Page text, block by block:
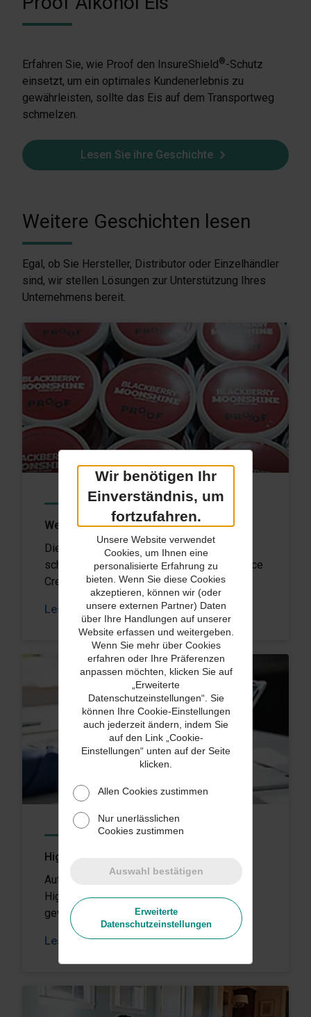
Erfahren Sie, wie Proof den InsureShield®-Schutz
einsetzt, um ein optimales Kundenerlebnis zu
gewährleisten, sollte das Eis auf dem Transportweg
schmelzen.
Lesen Sie ihre Geschichte
Weitere Geschichten lesen
Egal, ob Sie Hersteller, Distributor oder Einzelhändler
sind, wir stellen Lösungen zur Unterstützung Ihres
Unternehmens bereit.
KUNDENGESCHICHTEN
Wettlauf gegen die Zeit
Die Versicherung für verderbliche Waren
schützt die Sendungen von Proof Alcohol Ice
Cream.
Lesen Sie mehr
KUNDENGESCHICHTEN
Hightech-Hilfe
Automatisierte Lösungen schützen die
Hightech-Hardware von Made PC und
gewährleisten einen sorgenfreien Versand.
Lesen Sie mehr
Wir benötigen Ihr
Einverständnis, um
fortzufahren.
Unsere Website verwendet
Cookies, um Ihnen eine
personalisierte Erfahrung zu
bieten. Wenn Sie diese Cookies
akzeptieren, können wir (oder
unsere externen Partner) Daten
über Ihre Handlungen auf unserer
Website erfassen und weitergeben.
Wenn Sie mehr über Cookies
erfahren oder Ihre Präferenzen
anpassen möchten, klicken Sie auf
„Erweiterte
Datenschutzeinstellungen“. Sie
können Ihre Cookie-Einstellungen
auch jederzeit ändern, indem Sie
auf den Link „Cookie-
Einstellungen“ unten auf der Seite
klicken.
Allen Cookies zustimmen
Nur unerlässlichen
Cookies zustimmen
Auswahl bestätigen
Erweiterte
Datenschutzeinstellungen